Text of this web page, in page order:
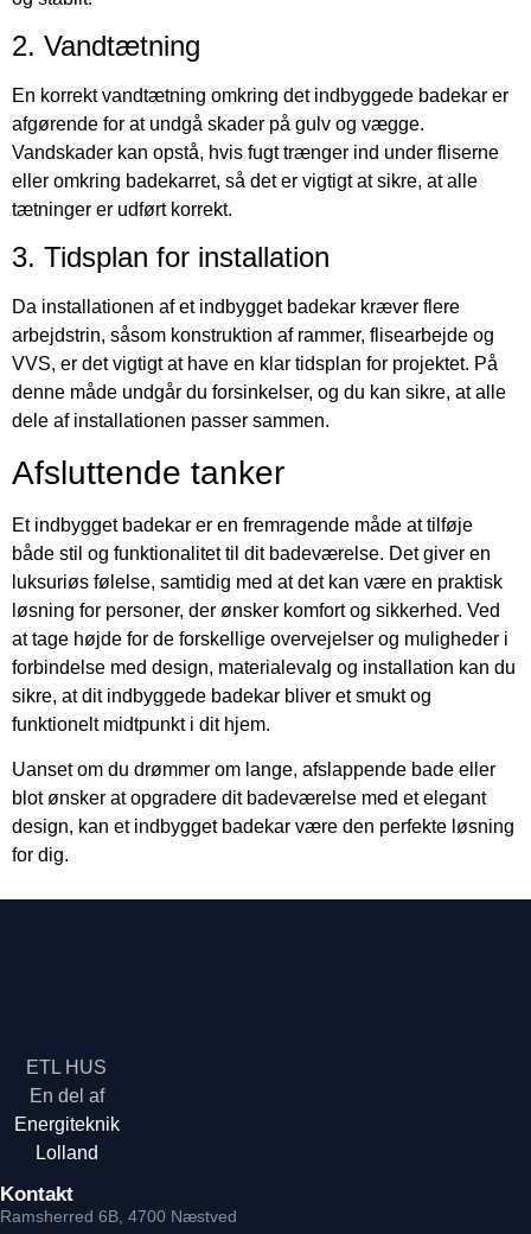
2. Vandtætning
En korrekt vandtætning omkring det indbyggede badekar er
afgørende for at undgå skader på gulv og vægge.
Vandskader kan opstå, hvis fugt trænger ind under fliserne
eller omkring badekarret, så det er vigtigt at sikre, at alle
tætninger er udført korrekt.
3. Tidsplan for installation
Da installationen af et indbygget badekar kræver flere
arbejdstrin, såsom konstruktion af rammer, flisearbejde og
VVS, er det vigtigt at have en klar tidsplan for projektet. På
denne måde undgår du forsinkelser, og du kan sikre, at alle
dele af installationen passer sammen.
Afsluttende tanker
Et indbygget badekar er en fremragende måde at tilføje
både stil og funktionalitet til dit badeværelse. Det giver en
luksuriøs følelse, samtidig med at det kan være en praktisk
løsning for personer, der ønsker komfort og sikkerhed. Ved
at tage højde for de forskellige overvejelser og muligheder i
forbindelse med design, materialevalg og installation kan du
sikre, at dit indbyggede badekar bliver et smukt og
funktionelt midtpunkt i dit hjem.
Uanset om du drømmer om lange, afslappende bade eller
blot ønsker at opgradere dit badeværelse med et elegant
design, kan et indbygget badekar være den perfekte løsning
for dig.
ETL HUS
En del af
Energiteknik
Lolland
Kontakt
Ramsherred 6B, 4700 Næstved